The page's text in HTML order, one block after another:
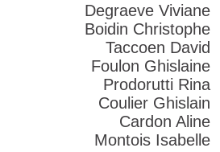
Degraeve Viviane
Boidin Christophe
Taccoen David
Foulon Ghislaine
Prodorutti Rina
Coulier Ghislain
Cardon Aline
Montois Isabelle